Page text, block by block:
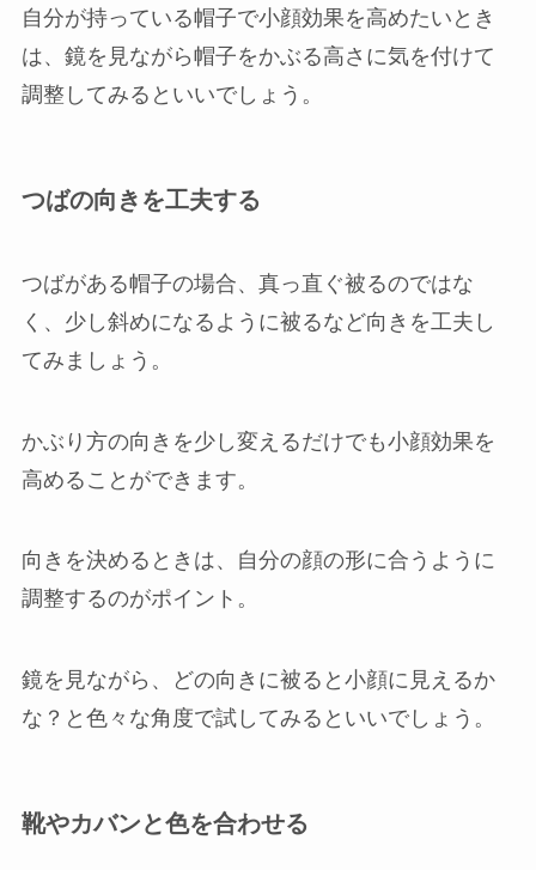
自分が持っている帽子で小顔効果を高めたいとき
は、鏡を見ながら帽子をかぶる高さに気を付けて
調整してみるといいでしょう。
つばの向きを工夫する
つばがある帽子の場合、真っ直ぐ被るのではな
く、少し斜めになるように被るなど向きを工夫し
てみましょう。
かぶり方の向きを少し変えるだけでも小顔効果を
高めることができます。
向きを決めるときは、自分の顔の形に合うように
調整するのがポイント。
鏡を見ながら、どの向きに被ると小顔に見えるか
な？と色々な角度で試してみるといいでしょう。
靴やカバンと色を合わせる